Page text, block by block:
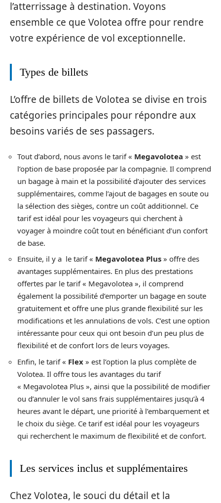
l’atterrissage à destination. Voyons
ensemble ce que Volotea offre pour rendre
votre expérience de vol exceptionnelle.
Types de billets
L’offre de billets de Volotea se divise en trois
catégories principales pour répondre aux
besoins variés de ses passagers.
Tout d’abord, nous avons le tarif « Megavolotea » est
l’option de base proposée par la compagnie. Il comprend
un bagage à main et la possibilité d’ajouter des services
supplémentaires, comme l’ajout de bagages en soute ou
la sélection des sièges, contre un coût additionnel. Ce
tarif est idéal pour les voyageurs qui cherchent à
voyager à moindre coût tout en bénéficiant d’un confort
de base.
Ensuite, il y a le tarif « Megavolotea Plus » offre des
avantages supplémentaires. En plus des prestations
offertes par le tarif « Megavolotea », il comprend
également la possibilité d’emporter un bagage en soute
gratuitement et offre une plus grande flexibilité sur les
modifications et les annulations de vols. C’est une option
intéressante pour ceux qui ont besoin d’un peu plus de
flexibilité et de confort lors de leurs voyages.
Enfin, le tarif « Flex » est l’option la plus complète de
Volotea. Il offre tous les avantages du tarif
« Megavolotea Plus », ainsi que la possibilité de modifier
ou d’annuler le vol sans frais supplémentaires jusqu’à 4
heures avant le départ, une priorité à l’embarquement et
le choix du siège. Ce tarif est idéal pour les voyageurs
qui recherchent le maximum de flexibilité et de confort.
Les services inclus et supplémentaires
Chez Volotea, le souci du détail et la